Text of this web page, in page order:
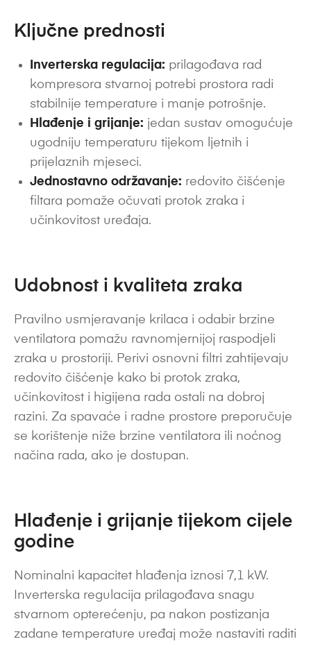
Ključne prednosti
Inverterska regulacija: prilagođava rad
kompresora stvarnoj potrebi prostora radi
stabilnije temperature i manje potrošnje.
Hlađenje i grijanje: jedan sustav omogućuje
ugodniju temperaturu tijekom ljetnih i
prijelaznih mjeseci.
Jednostavno održavanje: redovito čišćenje
filtara pomaže očuvati protok zraka i
učinkovitost uređaja.
Udobnost i kvaliteta zraka
Pravilno usmjeravanje krilaca i odabir brzine
ventilatora pomažu ravnomjernijoj raspodjeli
zraka u prostoriji. Perivi osnovni filtri zahtijevaju
redovito čišćenje kako bi protok zraka,
učinkovitost i higijena rada ostali na dobroj
razini. Za spavaće i radne prostore preporučuje
se korištenje niže brzine ventilatora ili noćnog
načina rada, ako je dostupan.
Hlađenje i grijanje tijekom cijele
godine
Nominalni kapacitet hlađenja iznosi 7,1 kW.
Inverterska regulacija prilagođava snagu
stvarnom opterećenju, pa nakon postizanja
zadane temperature uređaj može nastaviti raditi